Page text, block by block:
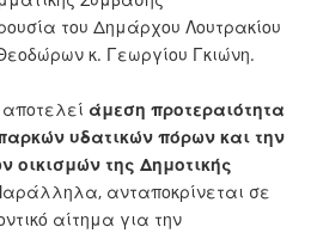
του Δημάρχου Λουτρακίου
κ. Γεωργίου Γκιώνη.
άμεση προτεραιότητα
υδατικών πόρων και την
οικισμών της Δημοτικής
ανταποκρίνεται σε
αίτημα για την